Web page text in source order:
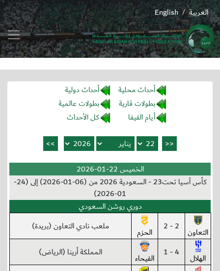
English / العربية
أحداث محلية
أحداث دولية
بطولات قارية
بطولات عالمية
أيام الفيفا
كل الأحداث
الخميس 22-01-2026
كأس آسيا تحت23 - السعودية 2026 من (06-01-2026) إلى (24-
01-2026)
دوري روشن السعودي
التعاون 2 - 2 الحزم ملعب نادي التعاون (بريدة)
الهلال 4 - 1 الفيحاء المملكة أرينا (الرياض)